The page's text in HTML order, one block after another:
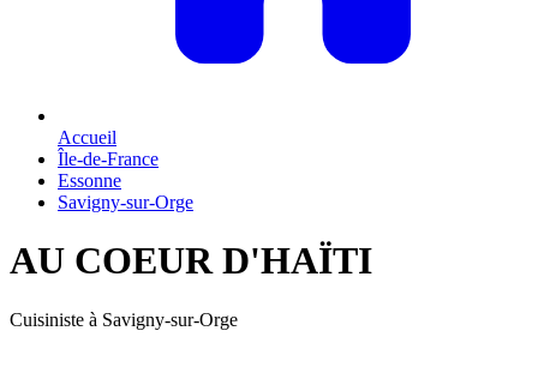
Accueil
Île-de-France
Essonne
Savigny-sur-Orge
AU COEUR D'HAÏTI
Cuisiniste à Savigny-sur-Orge